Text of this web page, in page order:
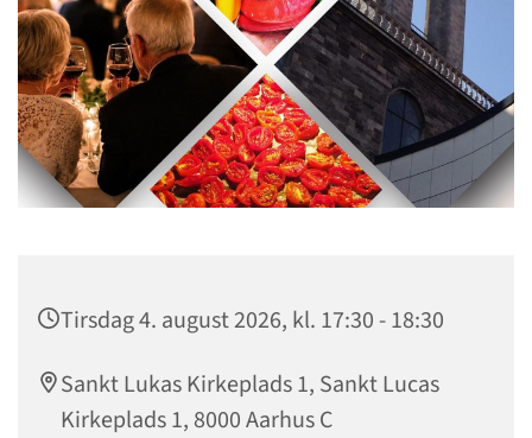
Tirsdag 4. august 2026, kl. 17:30 - 18:30
Sankt Lukas Kirkeplads 1, Sankt Lucas
Kirkeplads 1, 8000 Aarhus C